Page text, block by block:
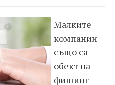
Малките
компании
също са
обект на
фишинг-